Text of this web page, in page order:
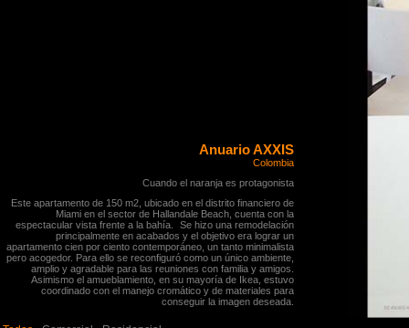
Anuario AXXIS
Colombia
Cuando el naranja es protagonista
Este apartamento de 150 m2, ubicado en el distrito financiero de
Miami en el sector de Hallandale Beach, cuenta con la
espectacular vista frente a la bahía. Se hizo una remodelación
principalmente en acabados y el objetivo era lograr un
apartamento cien por ciento contemporáneo, un tanto minimalista
pero acogedor. Para ello se reconfiguró como un único ambiente,
amplio y agradable para las reuniones con familia y amigos.
Asimismo el amueblamiento, en su mayoría de Ikea, estuvo
coordinado con el manejo cromático y de materiales para
conseguir la imagen deseada.